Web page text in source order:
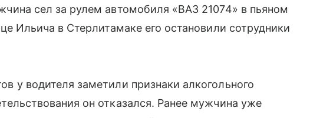
сел за рулем автомобиля «ВАЗ 21074» в пьяном
Ильича в Стерлитамаке его остановили сотрудники
у водителя заметили признаки алкогольного
он отказался. Ранее мужчина уже